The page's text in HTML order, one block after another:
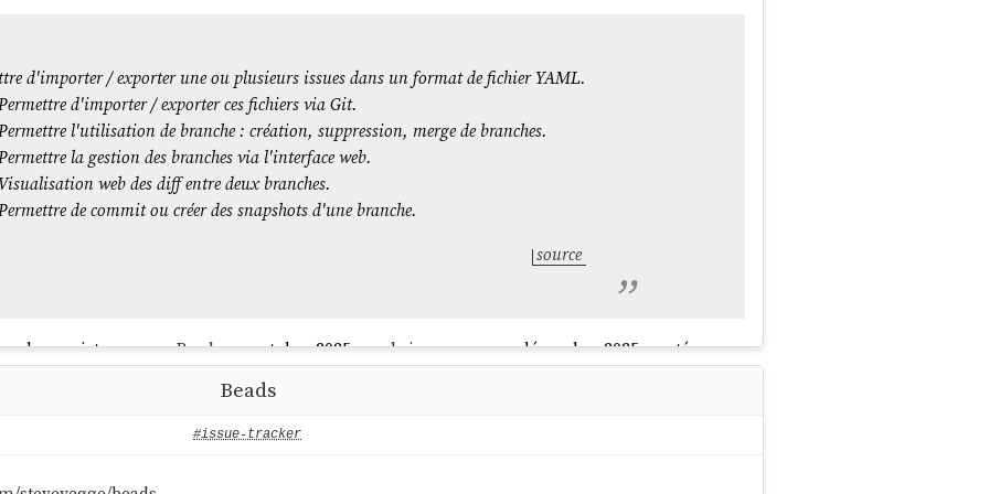
d'importer / exporter une ou plusieurs issues dans un format de fichier YAML.
d'importer / exporter ces fichiers via Git.
l'utilisation de branche : création, suppression, merge de branches.
la gestion des branches via l'interface web.
web des diff entre deux branches.
de commit ou créer des snapshots d'une branche.
source
des projets commeBeadsen octobre 2025 ough-issue-syncen décembre 2025, portés par
s'intéressent à la spécification maintenant, et pas avant ? J'ai commencé à
Beads
#issue-tracker